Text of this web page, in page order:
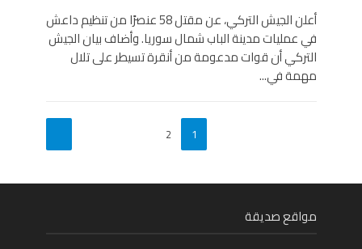
أعلن الجيش التركي، عن مقتل 58 عنصرًا من تنظيم داعش
في عمليات مدينة الباب شمال سوريا. وأضاف بيان الجيش
التركي أن قوات مدعومة من أنقرة تسيطر على تلال
مهمة في...
1
2
مواقع صديقة